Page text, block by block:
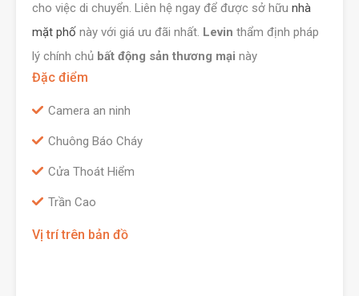
cho việc di chuyển. Liên hệ ngay để được sở hữu nhà
mặt phố này với giá ưu đãi nhất. Levin thẩm định pháp
lý chính chủ bất động sản thương mại này
Đặc điểm
Camera an ninh
Chuông Báo Cháy
Cửa Thoát Hiểm
Trần Cao
Vị trí trên bản đồ